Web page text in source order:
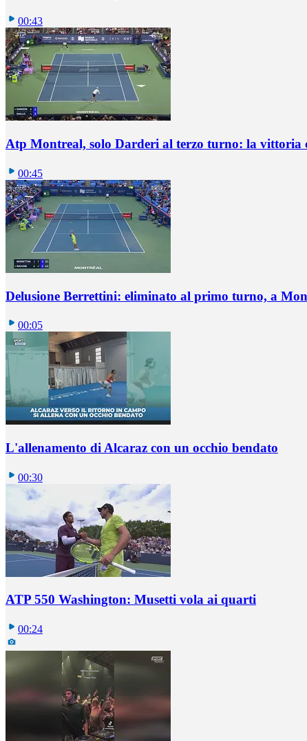
00:43
Atp Montreal, solo Darderi al terzo turno: la vittoria
00:45
Delusione Berrettini: eliminato al primo turno, a
00:05
L'allenamento di Alcaraz con un occhio bendato
00:30
ATP 550 Washington: Musetti vola ai quarti
00:24